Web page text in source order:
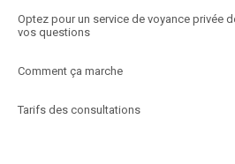
Optez pour un service de voyance privée
vos questions
Comment ça marche
Tarifs des consultations